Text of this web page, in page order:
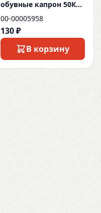
обувные капрон 50К
200м белый
00-00005958
130 ₽
В корзину